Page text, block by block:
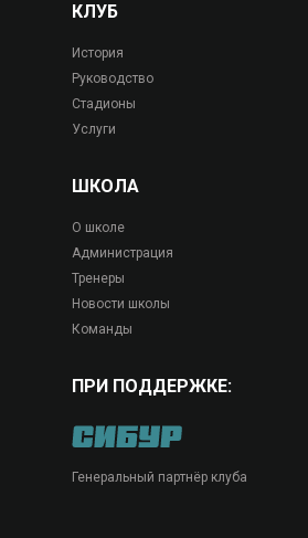
КЛУБ
История
Руководство
Стадионы
Услуги
ШКОЛА
О школе
Администрация
Тренеры
Новости школы
Команды
ПРИ ПОДДЕРЖКЕ:
Генеральный партнёр клуба